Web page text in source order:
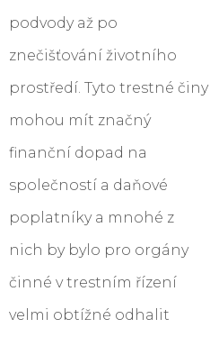
podvody až po
znečišťování životního
prostředí. Tyto trestné činy
mohou mít značný
finanční dopad na
společností a daňové
poplatníky a mnohé z
nich by bylo pro orgány
činné v trestním řízení
velmi obtížné odhalit